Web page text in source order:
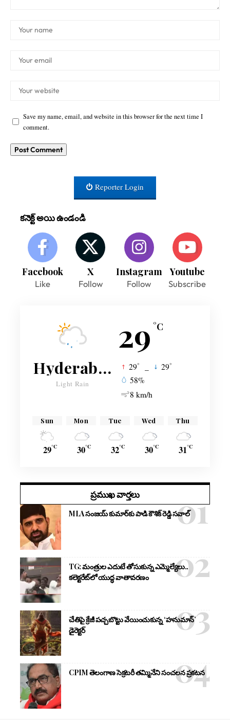
Save my name, email, and website in this browser for the next time I
comment.
Reporter Login
కనెక్ట్ అయి ఉండండి
Facebook
Like
X
Follow
Instagram
Follow
Youtube
Subscribe
29 °C
Hyderabad
Light Rain
29° 29°
58%
8 km/h
Sun
29°C
Mon
30°C
Tue
32°C
Wed
30°C
Thu
31°C
ప్రముఖ వార్తలు
MLA సంజయ్ కుమార్‌కు పాడి కౌశిక్ రెడ్డి సవాల్
TG: మంత్రుల ఎదుటే తోసుకున్న ఎమ్మెల్యేలు..
కలెక్టరేట్‌లో యుద్ధ వాతావరణం
చేతిపై క్రేజీ పచ్చబొట్టు వేయించుకున్న ‘హనుమాన్’
డైరెక్టర్
CPIM తెలంగాణ సెక్రటరీ తమ్మినేని సంచలన ప్రకటన